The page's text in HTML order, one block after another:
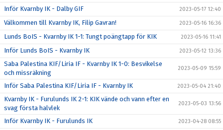
Inför Kvarnby IK - Dalby GIF 2023-05-17 12:40
Välkommen till Kvarnby IK, Filip Gavran! 2023-05-16 16:36
Lunds BoIS - Kvarnby IK 1-1: Tungt poängtapp för KIK 2023-05-16 11:41
Inför Lunds BoIS - Kvarnby IK 2023-05-12 13:36
Saba Palestina KIF/Liria IF - Kvarnby IK 1-0: Besvikelse
och missräkning
2023-05-09 15:59
Inför Saba Palestina KIF/Liria IF - Kvarnby IK 2023-05-04 21:40
Kvarnby IK - Furulunds IK 2-1: KIK vände och vann efter en
svag första halvlek
2023-05-03 13:56
Inför Kvarnby IK - Furulunds IK 2023-04-28 08:55